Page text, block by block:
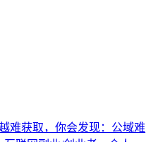
难获取，你会发现：公域难